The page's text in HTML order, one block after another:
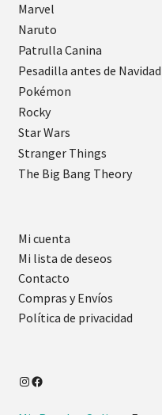
Marvel
Naruto
Patrulla Canina
Pesadilla antes de Navidad
Pokémon
Rocky
Star Wars
Stranger Things
The Big Bang Theory
Mi cuenta
Mi lista de deseos
Contacto
Compras y Envíos
Política de privacidad
Instagram
Facebook